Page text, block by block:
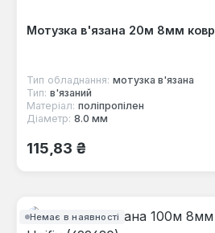
Мотузка в'язана 20м 8мм
Тип обладнання: мотузка в'язана
Тип: в'язаний
Матеріал: поліпропілен
Діаметр: 8.0 мм
Звичайна ціна:
115,83 ₴
Немає в наявності